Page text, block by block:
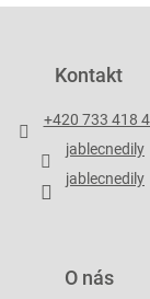
d
í
r
v
k
y
s
Kontakt
+420 733 418
jablecnedily
jablecnedily
O nás